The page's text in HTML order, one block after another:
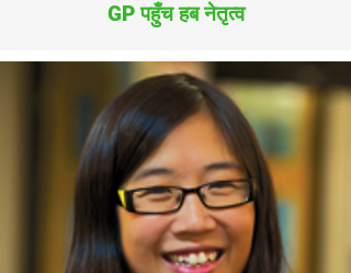
GP पहुँच हब नेतृत्व